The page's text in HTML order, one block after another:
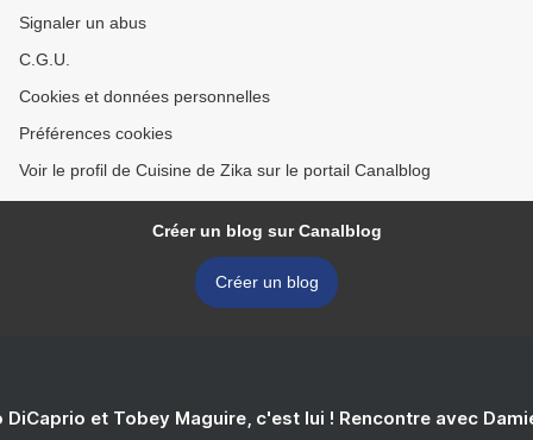
Signaler un abus
C.G.U.
Cookies et données personnelles
Préférences cookies
Voir le profil de Cuisine de Zika sur le portail Canalblog
Créer un blog sur Canalblog
Créer un blog
DiCaprio et Tobey Maguire, c'est lui ! Rencontre avec